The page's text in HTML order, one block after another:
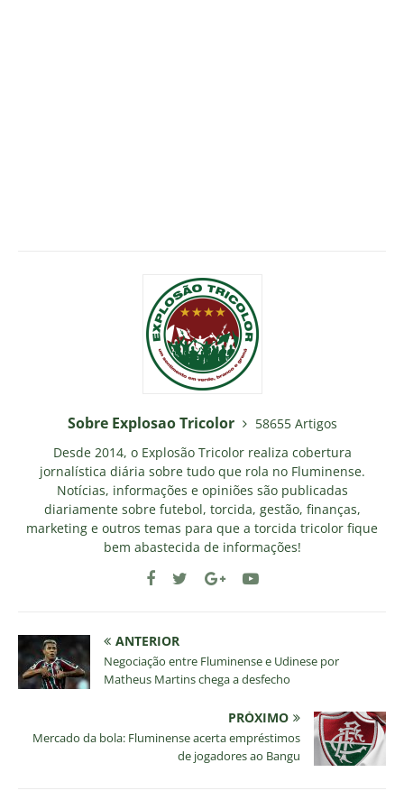
Sobre Explosao Tricolor
58655 Artigos
Desde 2014, o Explosão Tricolor realiza cobertura
jornalística diária sobre tudo que rola no Fluminense.
Notícias, informações e opiniões são publicadas
diariamente sobre futebol, torcida, gestão, finanças,
marketing e outros temas para que a torcida tricolor fique
bem abastecida de informações!
ANTERIOR
Negociação entre Fluminense e Udinese por
Matheus Martins chega a desfecho
PRÓXIMO
Mercado da bola: Fluminense acerta empréstimos
de jogadores ao Bangu